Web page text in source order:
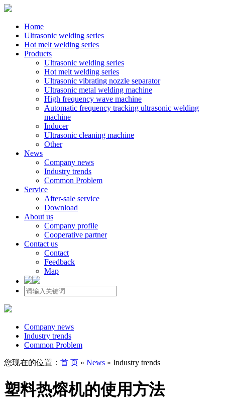
Home
Ultrasonic welding series
Hot melt welding series
Products
Ultrasonic welding series
Hot melt welding series
Ultrasonic vibrating nozzle separator
Ultrasonic metal welding machine
High frequency wave machine
Automatic frequency tracking ultrasonic welding
machine
Inducer
Ultrasonic cleaning machine
Other
News
Company news
Industry trends
Common Problem
Service
After-sale service
Download
About us
Company profile
Cooperative partner
Contact us
Contact
Feedback
Map
Company news
Industry trends
Common Problem
您现在的位置： 首 页 » News » Industry trends
塑料热熔机的使用方法